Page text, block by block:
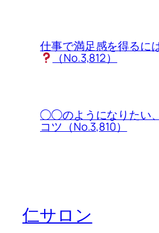
仕事で満足感を得るに
（No.3,812）
◯◯のようになりたい
コツ（No.3,810）
仁サロン